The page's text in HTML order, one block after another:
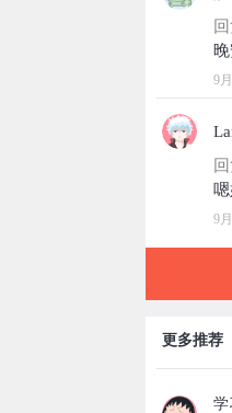
9
9
更多推荐
学